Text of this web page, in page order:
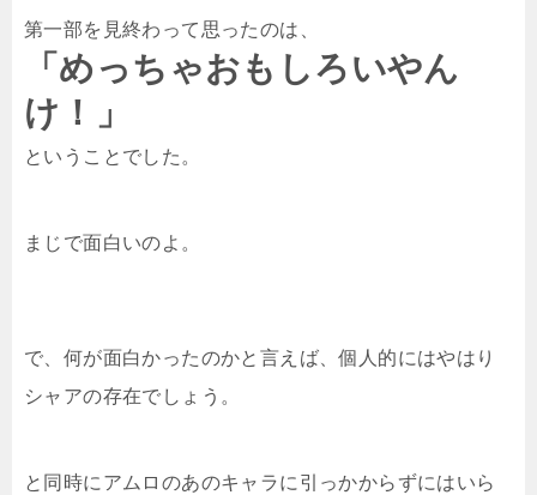
第一部を見終わって思ったのは、
「めっちゃおもしろいやん
け！」
ということでした。
まじで面白いのよ。
で、何が面白かったのかと言えば、個人的にはやはり
シャアの存在でしょう。
と同時にアムロのあのキャラに引っかからずにはいら